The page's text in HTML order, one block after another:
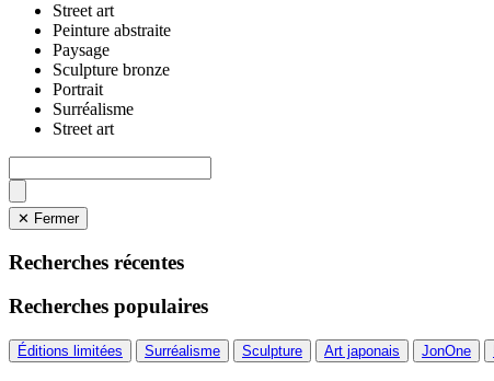
Street art
Peinture abstraite
Paysage
Sculpture bronze
Portrait
Surréalisme
Street art
✕ Fermer
Recherches récentes
Recherches populaires
Éditions limitées Surréalisme Sculpture Art japonais JonOne